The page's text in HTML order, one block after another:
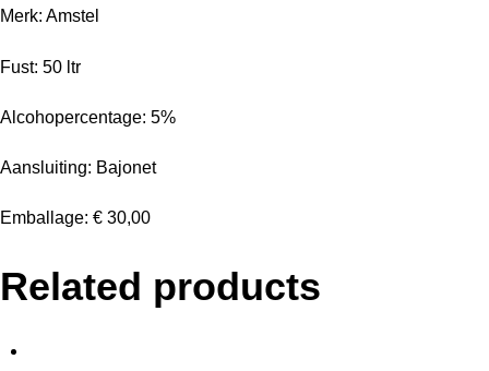
Merk: Amstel
Fust: 50 ltr
Alcohopercentage: 5%
Aansluiting: Bajonet
Emballage: € 30,00
Related products